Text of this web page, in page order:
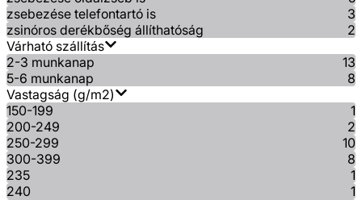
zsebezése telefontartó is
3
zsinóros derékbőség állíthatóság
2
Várható szállítás
2-3 munkanap
13
5-6 munkanap
8
Vastagság (g/m2)
150-199
1
200-249
2
250-299
10
300-399
8
235
1
240
1